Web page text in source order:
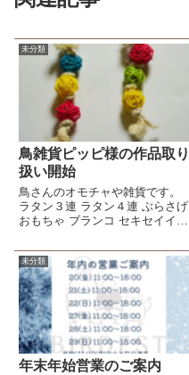
未分類
鳥雑貨ピッピ様の作品取り
扱い開始
鳥さんのオモチャや雑貨です。
ラタン３連 ラタン４連 ぶらさげ
おもちゃ ブランコ セキセイイン
ストラップ
未分類
年末年始営業のご案内